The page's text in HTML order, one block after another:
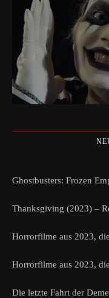
Ghostbusters: Frozen
Thanksgiving (2023) –
Horrorfilme aus 2023,
Horrorfilme aus 2023,
Die letzte Fahrt der